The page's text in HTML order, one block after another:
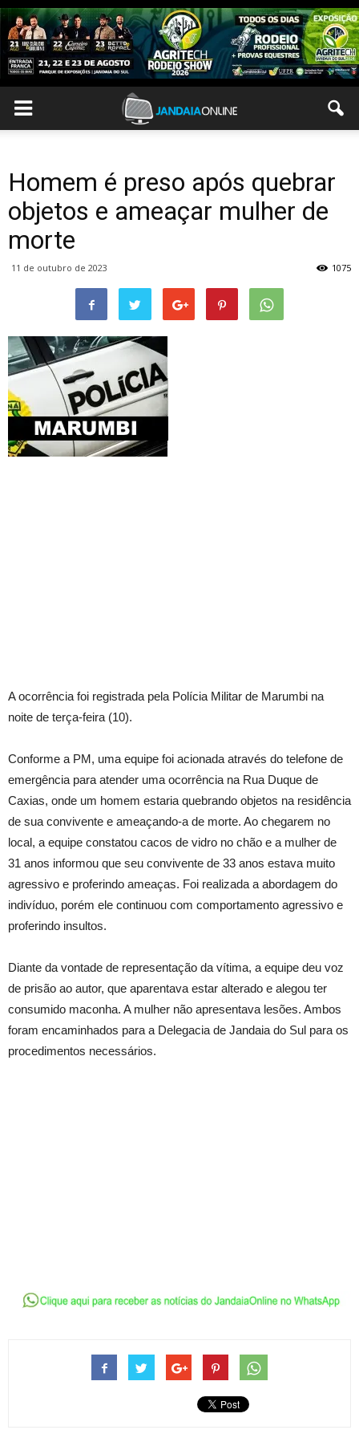
Homem é preso após quebrar
objetos e ameaçar mulher de
morte
11 de outubro de 2023 1075
A ocorrência foi registrada pela Polícia Militar de Marumbi na
noite de terça-feira (10).
Conforme a PM, uma equipe foi acionada através do telefone de
emergência para atender uma ocorrência na Rua Duque de
Caxias, onde um homem estaria quebrando objetos na residência
de sua convivente e ameaçando-a de morte. Ao chegarem no
local, a equipe constatou cacos de vidro no chão e a mulher de
31 anos informou que seu convivente de 33 anos estava muito
agressivo e proferindo ameaças. Foi realizada a abordagem do
indivíduo, porém ele continuou com comportamento agressivo e
proferindo insultos.
Diante da vontade de representação da vítima, a equipe deu voz
de prisão ao autor, que aparentava estar alterado e alegou ter
consumido maconha. A mulher não apresentava lesões. Ambos
foram encaminhados para a Delegacia de Jandaia do Sul para os
procedimentos necessários.